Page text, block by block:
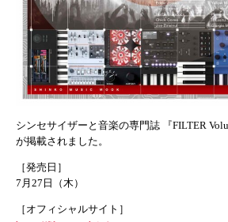
シンセサイザーと音楽の専門誌 『FILTER
が掲載されました。
［発売日］
7月27日（木）
［オフィシャルサイト］